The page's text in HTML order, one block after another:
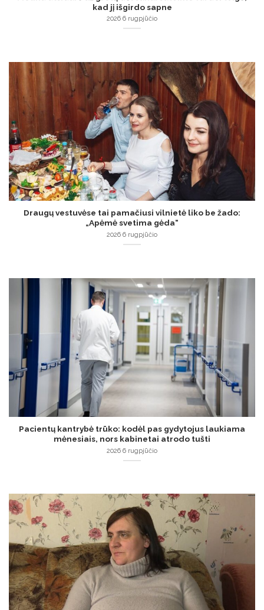
kad jį išgirdo sapne
2026 6 rugpjūčio
Draugų vestuvėse tai pamačiusi vilnietė liko be žado:
„Apėmė svetima gėda“
2026 6 rugpjūčio
Pacientų kantrybė trūko: kodėl pas gydytojus laukiama
mėnesiais, nors kabinetai atrodo tušti
2026 6 rugpjūčio